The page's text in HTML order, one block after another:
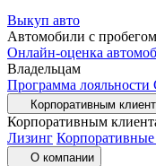
Выкуп авто
Автомобили с пробегом
Онлайн-оценка
Владельцам
Программа лояльности
Корпоративным
Корпоративным
Лизинг
О компании